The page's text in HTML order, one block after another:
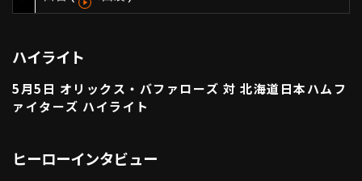
運営会社 （別ウィンドウで開く）
ハイライト
5月5日 オリックス・バファローズ 対 北海道日本ハムフ
ァイターズ ハイライト
ヒーローインタビュー